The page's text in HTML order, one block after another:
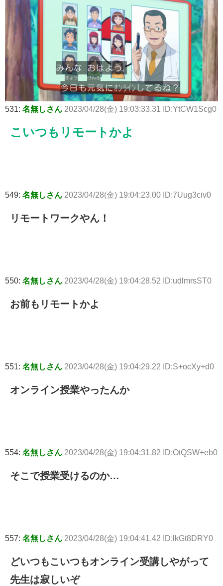
531: 名無しさん 2023/04/28(金) 19:03:33.31 ID:YtCW1Scg0
こいつもリモートかよ
549: 名無しさん 2023/04/28(金) 19:04:23.00 ID:7Uug3civ0
リモートワークやん！
550: 名無しさん 2023/04/28(金) 19:04:28.52 ID:udlmrsST0
お前もリモートかよ
551: 名無しさん 2023/04/28(金) 19:04:29.22 ID:S+ocXy+d0
オンライン授業やったんか
554: 名無しさん 2023/04/28(金) 19:04:31.82 ID:OtQSW+eb0
そこで授業受けるのか…
557: 名無しさん 2023/04/28(金) 19:04:41.42 ID:lkGt8DRY0
どいつもこいつもオンライン受講しやがって
先生は寂しいぞ